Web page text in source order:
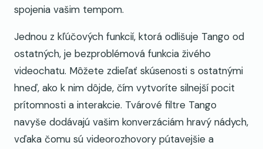
spojenia vašim tempom.
Jednou z kľúčových funkcií, ktorá odlišuje Tango od
ostatných, je bezproblémová funkcia živého
videochatu. Môžete zdieľať skúsenosti s ostatnými
hneď, ako k nim dôjde, čím vytvoríte silnejší pocit
prítomnosti a interakcie. Tvárové filtre Tango
navyše dodávajú vašim konverzáciám hravý nádych,
vďaka čomu sú videorozhovory pútavejšie a